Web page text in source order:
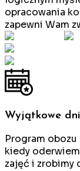
opracowania
zapewni Wam
Wyjątkowe dni
Program
kiedy
zajęć i zrobimy